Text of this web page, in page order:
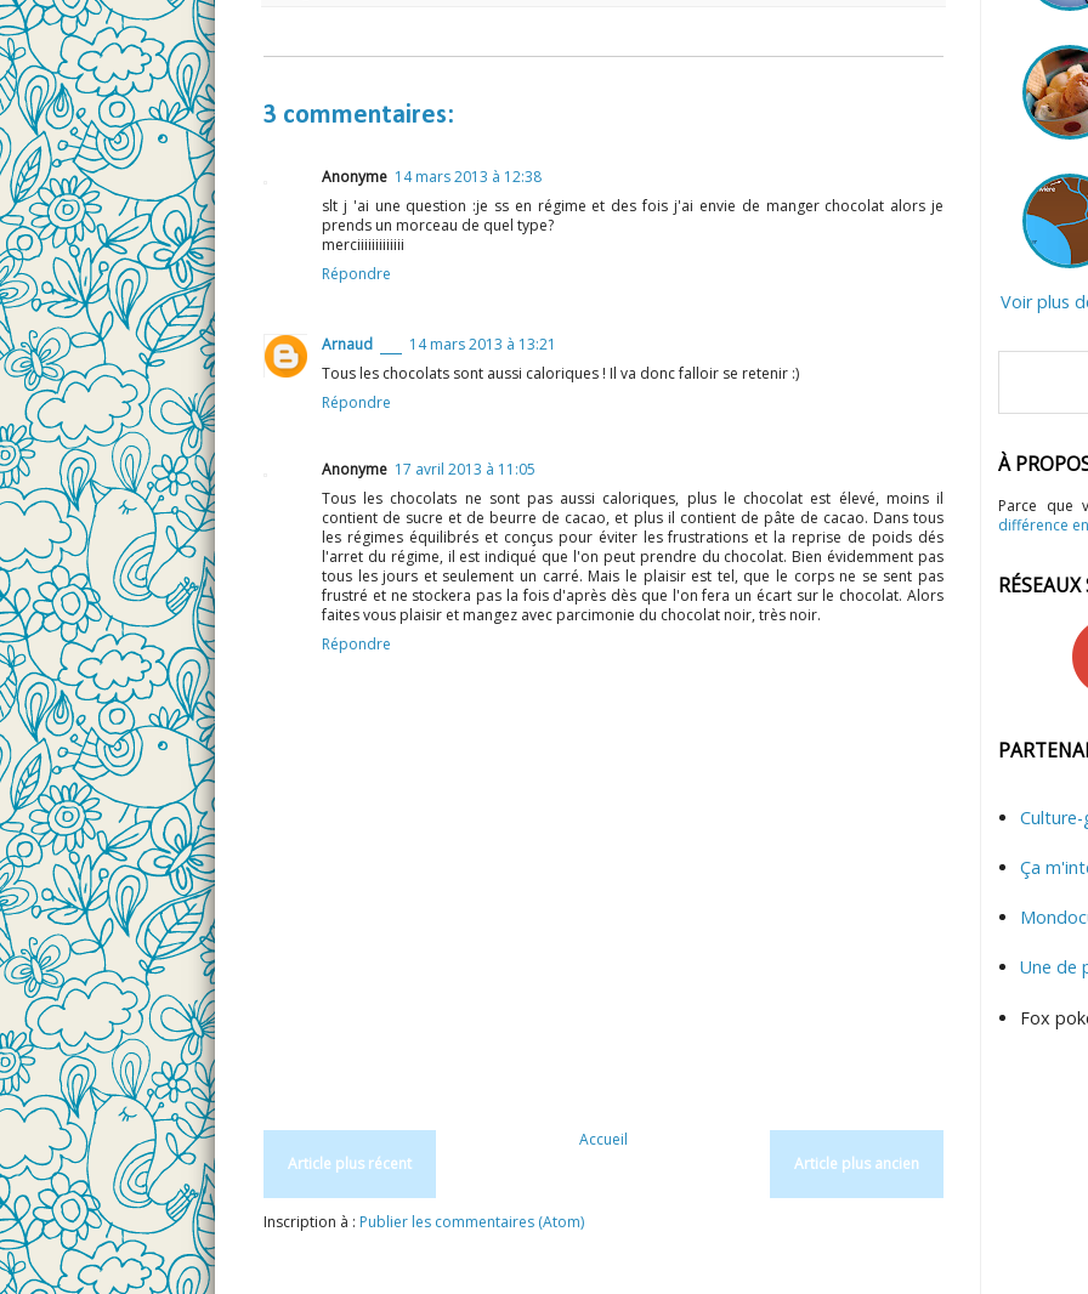
3 commentaires:
Anonyme 14 mars 2013 à 12:38
slt j 'ai une question :je ss en régime et des fois j'ai envie de manger chocolat alors je
prends un morceau de quel type?
merciiiiiiiiiiiii
Répondre
Arnaud
14 mars 2013 à 13:21
Tous les chocolats sont aussi caloriques ! Il va donc falloir se retenir :)
Répondre
Anonyme 17 avril 2013 à 11:05
Tous les chocolats ne sont pas aussi caloriques, plus le chocolat est élevé, moins il
contient de sucre et de beurre de cacao, et plus il contient de pâte de cacao. Dans tous
les régimes équilibrés et conçus pour éviter les frustrations et la reprise de poids dés
l'arret du régime, il est indiqué que l'on peut prendre du chocolat. Bien évidemment pas
tous les jours et seulement un carré. Mais le plaisir est tel, que le corps ne se sent pas
frustré et ne stockera pas la fois d'après dès que l'on fera un écart sur le chocolat. Alors
faites vous plaisir et mangez avec parcimonie du chocolat noir, très noir.
Répondre
Article plus récent Article plus ancien
Accueil
Inscription à : Publier les commentaires (Atom)
Voir plus
À
Parce que
différence
Ça
Une de
Fox